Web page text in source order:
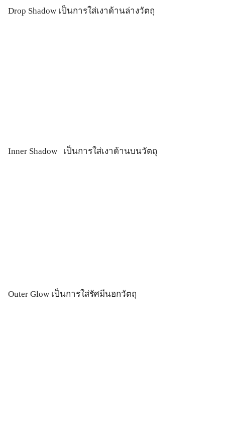
Drop Shadow เป็นการใส่เงาด้านล่างวัตถุ
Inner Shadow เป็นการใส่เงาด้านบนวัตถุ
Outer Glow เป็นการใส่รัศมีนอกวัตถุ